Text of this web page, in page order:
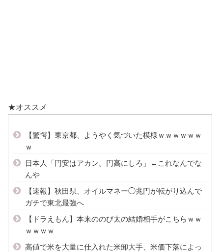
★オススメ
【驚愕】東京都、ようやく気づいた模様ｗｗｗｗｗｗ
ｗ
日本人「円安はアカン。円高にしろ」←これなんでな
んや
【速報】秋田県、オイルマネー◯兆円が転がり込んで
ガチで東北最強へ
【ドラえもん】本来ののび太の結婚相手がこちらｗｗ
ｗｗｗｗ
高値で米を大量に仕入れた米卸大手、米価下落によっ